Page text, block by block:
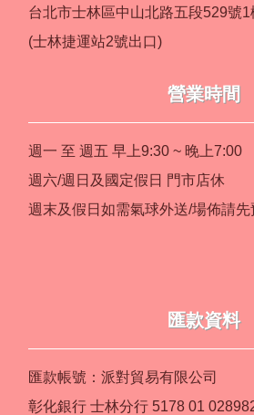
台北市士林區中山北路五段529號1
(士林捷運站2號出口)
營業時間
週一 至 週五 早上9:30 ~ 晚上7:00
週六/週日及國定假日 門市店休
週末及假日如需氣球外送/場佈請先
匯款資料
匯款帳號：派對貿易有限公司
彰化銀行 士林分行 5178 01